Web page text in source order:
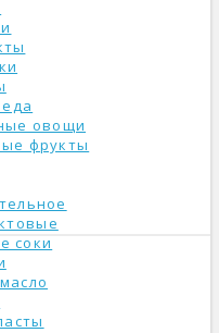
овощи
фрукты
соки